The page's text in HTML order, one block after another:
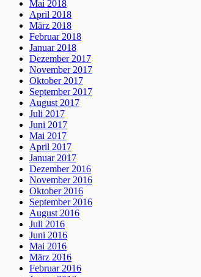
Mai 2018
April 2018
März 2018
Februar 2018
Januar 2018
Dezember 2017
November 2017
Oktober 2017
September 2017
August 2017
Juli 2017
Juni 2017
Mai 2017
April 2017
Januar 2017
Dezember 2016
November 2016
Oktober 2016
September 2016
August 2016
Juli 2016
Juni 2016
Mai 2016
März 2016
Februar 2016